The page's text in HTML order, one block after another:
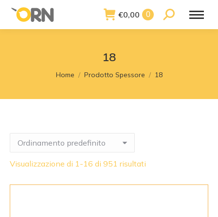
€0,00 0 Search:
18
You are here:
Home Prodotto Spessore 18
Visualizzazione di 1-16 di 951 risultati